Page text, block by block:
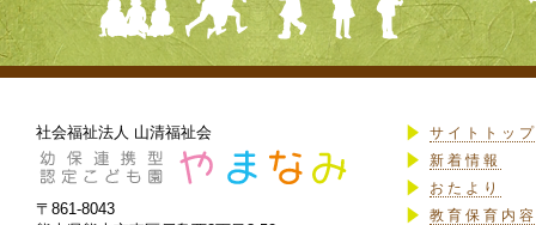
社会福祉法人 山清福祉会
〒861-8043
サイトトップ
新着情報
おたより
教育保育内